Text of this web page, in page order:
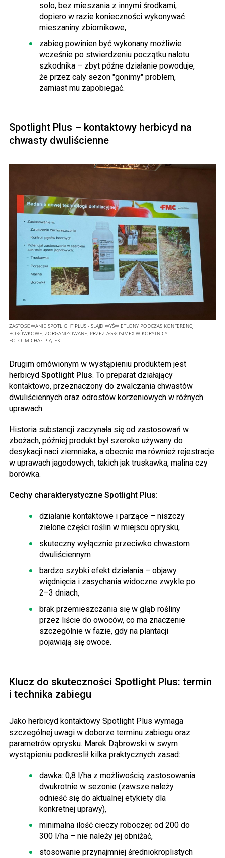
solo, bez mieszania z innymi środkami;
dopiero w razie konieczności wykonywać
mieszaniny zbiornikowe,
zabieg powinien być wykonany możliwie
wcześnie po stwierdzeniu początku nalotu
szkodnika – zbyt późne działanie powoduje,
że przez cały sezon "gonimy" problem,
zamiast mu zapobiegać.
Spotlight Plus – kontaktowy herbicyd na
chwasty dwuliścienne
ZASTOSOWANIE SPOTLIGHT PLUS - SLAJD WYŚWIETLONY PODCZAS KONFERENCJI
BORÓWKOWEJ ZORGANIZOWANEJ PRZEZ AGROSIMEX W KORYTNICY
FOTO: MICHAŁ PIĄTEK
Drugim omówionym w wystąpieniu produktem jest
herbicyd Spotlight Plus. To preparat działający
kontaktowo, przeznaczony do zwalczania chwastów
dwuliściennych oraz odrostów korzeniowych w różnych
uprawach.
Historia substancji zaczynała się od zastosowań w
zbożach, później produkt był szeroko używany do
desykacji naci ziemniaka, a obecnie ma również rejestracje
w uprawach jagodowych, takich jak truskawka, malina czy
borówka.
Cechy charakterystyczne Spotlight Plus:
działanie kontaktowe i parzące – niszczy
zielone części roślin w miejscu oprysku,
skuteczny wyłącznie przeciwko chwastom
dwuliściennym
bardzo szybki efekt działania – objawy
więdnięcia i zasychania widoczne zwykle po
2–3 dniach,
brak przemieszczania się w głąb rośliny
przez liście do owoców, co ma znaczenie
szczególnie w fazie, gdy na plantacji
pojawiają się owoce.
Klucz do skuteczności Spotlight Plus: termin
i technika zabiegu
Jako herbicyd kontaktowy Spotlight Plus wymaga
szczególnej uwagi w doborze terminu zabiegu oraz
parametrów oprysku. Marek Dąbrowski w swym
wystąpieniu podkreslił kilka praktycznych zasad:
dawka: 0,8 l/ha z możliwością zastosowania
dwukrotnie w sezonie (zawsze należy
odnieść się do aktualnej etykiety dla
konkretnej uprawy),
minimalna ilość cieczy roboczej: od 200 do
300 l/ha – nie należy jej obniżać,
stosowanie przynajmniej średniokroplistych